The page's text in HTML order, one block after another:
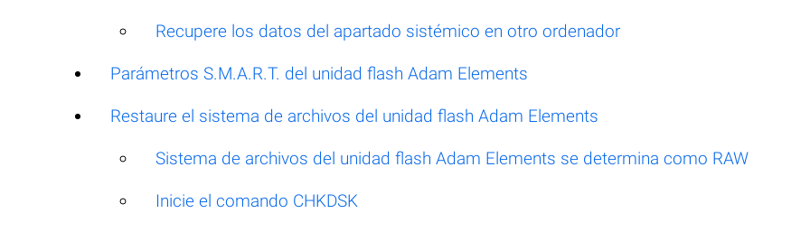
Recupere los datos del apartado sistémico en otro ordenador
Parámetros S.M.A.R.T. del unidad flash Adam Elements
Restaure el sistema de archivos del unidad flash Adam Elements
Sistema de archivos del unidad flash Adam Elements se determina como RAW
Inicie el comando CHKDSK